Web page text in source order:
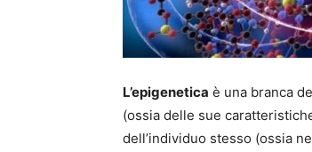
L’epigenetica è una branca
(ossia delle sue
dell’individuo stesso (ossia